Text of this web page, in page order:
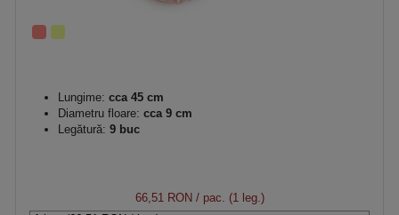
Lungime: cca 45 cm
Diametru floare: cca 9 cm
Legătură: 9 buc
66,51 RON / pac. (1 leg.)